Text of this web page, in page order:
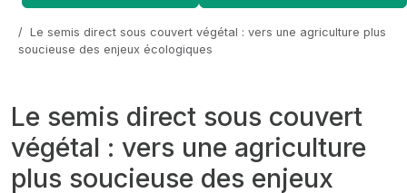
Le semis direct sous couvert végétal : vers une agriculture plus
soucieuse des enjeux écologiques
Le semis direct sous couvert
végétal : vers une agriculture
plus soucieuse des enjeux